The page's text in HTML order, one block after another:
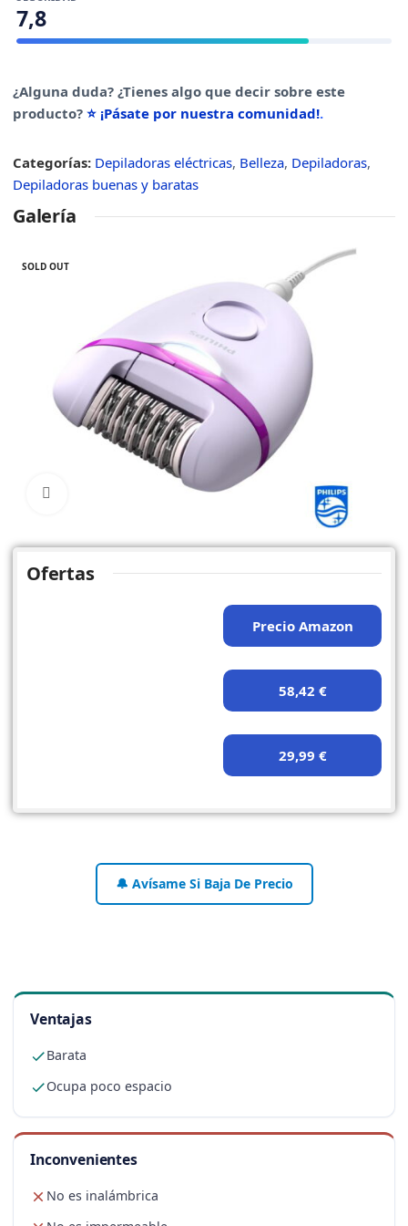
7,8
¿Alguna duda? ¿Tienes algo que decir sobre este
producto? ⭐ ¡Pásate por nuestra comunidad!.
Categorías: Depiladoras eléctricas, Belleza, Depiladoras,
Depiladoras buenas y baratas
Galería
SOLD OUT
Ofertas
Precio Amazon
58,42 €
29,99 €
🔔 Avísame Si Baja De Precio
Ventajas
Barata
Ocupa poco espacio
Inconvenientes
No es inalámbrica